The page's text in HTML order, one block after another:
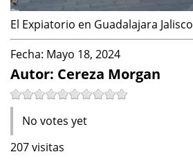
El Expiatorio en Guadalajara Jalisco
Fecha: Mayo 18, 2024
Autor: Cereza Morgan
No votes yet
207 visitas